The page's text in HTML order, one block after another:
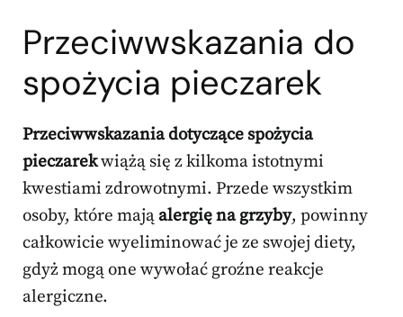
Przeciwwskazania do
spożycia pieczarek
Przeciwwskazania dotyczące spożycia
pieczarekwiążą się z kilkoma istotnymi
kwestiami zdrowotnymi. Przede wszystkim
osoby, które mająalergię na grzyby, powinny
całkowicie wyeliminować je ze swojej diety,
gdyż mogą one wywołać groźne reakcje
alergiczne.